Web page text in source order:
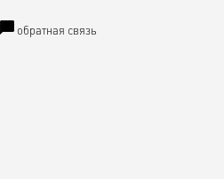
обратная связь